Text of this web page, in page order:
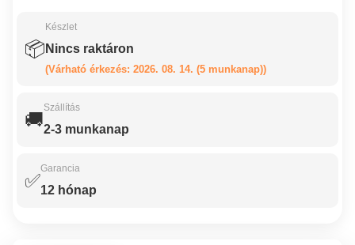
📦
Készlet
Nincs raktáron
(Várható érkezés: 2026. 08. 14. (5 munkanap))
🚚
Szállítás
2-3 munkanap
✅
Garancia
12 hónap